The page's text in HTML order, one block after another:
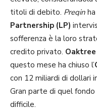
titoli di debito. Preqin
Partnership (LP)
sofferenza è la loro
credito privato.
questo mese ha chiuso l’
con 12 miliardi di dollari
Gran parte di quel
difficile.